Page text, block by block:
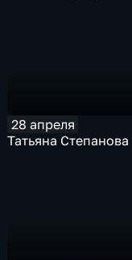
28 апреля
Татьяна Степанова